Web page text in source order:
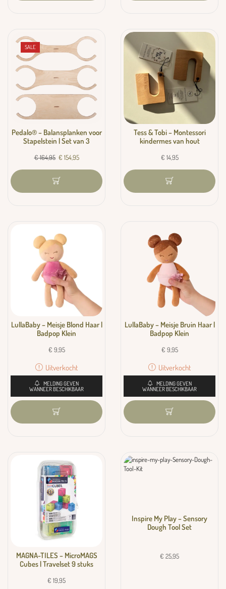
SALE
Pedalo® – Balansplanken voor
Stapelstein | Set van 3
€164,95 € 154,95
Tess & Tobi – Montessori
kindermes van hout
€ 14,95
LullaBaby – Meisje Blond Haar |
Badpop Klein
€ 9,95
Uitverkocht
MELDING GEVEN
WANNEER BESCHIKBAAR
LullaBaby – Meisje Bruin Haar |
Badpop Klein
€ 9,95
Uitverkocht
MELDING GEVEN
WANNEER BESCHIKBAAR
MAGNA-TILES – MicroMAGS
Cubes | Travelset 9 stuks
€ 19,95
Inspire My Play – Sensory
Dough Tool Set
€ 25,95